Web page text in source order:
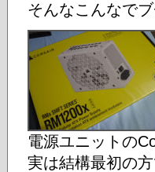
そんなこんなで
電源ユニットの
実は結構最初の